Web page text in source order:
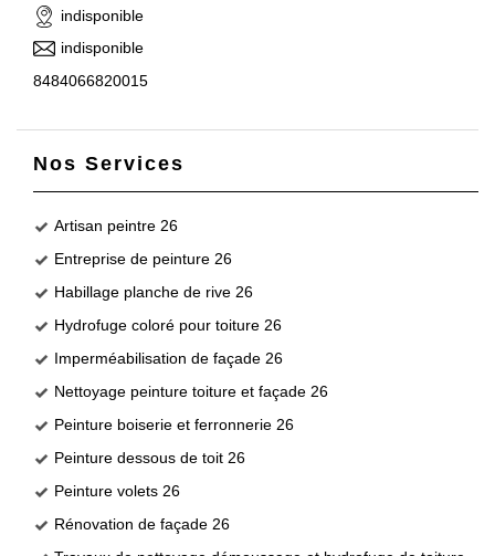
indisponible
indisponible
8484066820015
Nos Services
Artisan peintre 26
Entreprise de peinture 26
Habillage planche de rive 26
Hydrofuge coloré pour toiture 26
Imperméabilisation de façade 26
Nettoyage peinture toiture et façade 26
Peinture boiserie et ferronnerie 26
Peinture dessous de toit 26
Peinture volets 26
Rénovation de façade 26